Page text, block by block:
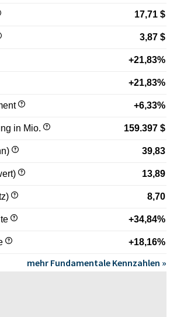
17,71 $
3,87 $
+21,83%
+21,83%
+6,33%
in Mio. 159.397 $
39,83
13,89
8,70
+34,84%
+18,16%
mehr Fundamentale Kennzahlen »